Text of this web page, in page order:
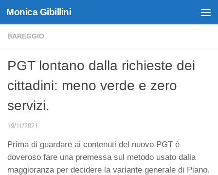
Skip to content
Monica Gibillini
BAREGGIO
PGT lontano dalla richieste dei
cittadini: meno verde e zero
servizi.
19/11/2021
Prima di guardare ai contenuti del nuovo PGT è
doveroso fare una premessa sul metodo usato dalla
maggioranza per decidere la variante generale di Piano.